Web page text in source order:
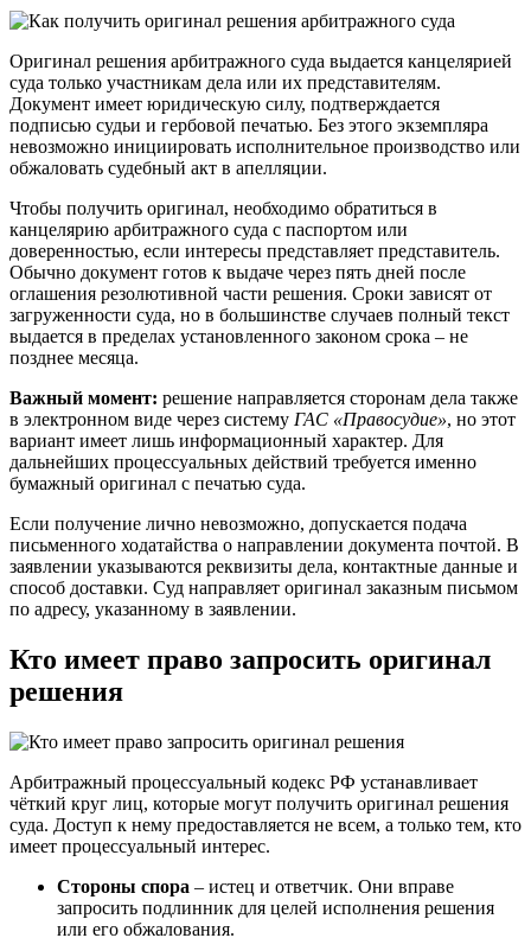
Оригинал решения арбитражного суда выдается канцелярией
суда только участникам дела или их представителям.
Документ имеет юридическую силу, подтверждается
подписью судьи и гербовой печатью. Без этого экземпляра
невозможно инициировать исполнительное производство или
обжаловать судебный акт в апелляции.
Чтобы получить оригинал, необходимо обратиться в
канцелярию арбитражного суда с паспортом или
доверенностью, если интересы представляет представитель.
Обычно документ готов к выдаче через пять дней после
оглашения резолютивной части решения. Сроки зависят от
загруженности суда, но в большинстве случаев полный текст
выдается в пределах установленного законом срока – не
позднее месяца.
Важный момент: решение направляется сторонам дела также
в электронном виде через систему ГАС «Правосудие», но этот
вариант имеет лишь информационный характер. Для
дальнейших процессуальных действий требуется именно
бумажный оригинал с печатью суда.
Если получение лично невозможно, допускается подача
письменного ходатайства о направлении документа почтой. В
заявлении указываются реквизиты дела, контактные данные и
способ доставки. Суд направляет оригинал заказным письмом
по адресу, указанному в заявлении.
Кто имеет право запросить оригинал
решения
Арбитражный процессуальный кодекс РФ устанавливает
чёткий круг лиц, которые могут получить оригинал решения
суда. Доступ к нему предоставляется не всем, а только тем, кто
имеет процессуальный интерес.
Стороны спора – истец и ответчик. Они вправе
запросить подлинник для целей исполнения решения
или его обжалования.